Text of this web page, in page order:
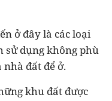
ở đây là các loại
sử dụng không phù
đất để ở.
khu đất được